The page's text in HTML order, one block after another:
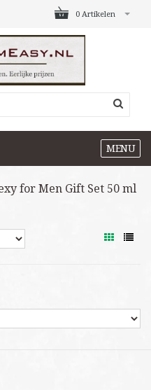
0 Artikelen
MENU
for Men Gift Set 50 ml